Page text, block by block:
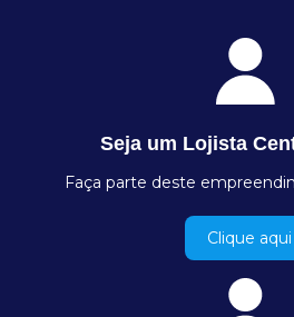
Seja um Lojista
Faça parte deste
Clique aqui